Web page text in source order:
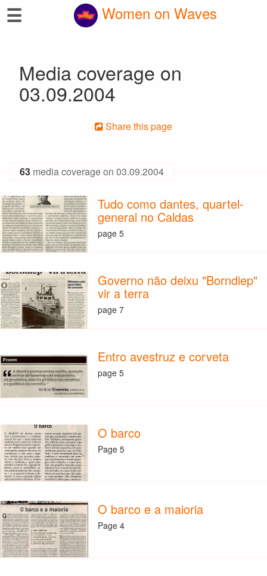
☰ Women on Waves
Media coverage on
03.09.2004
Share this page
63 media coverage on 03.09.2004
Tudo como dantes, quartel-
general no Caldas
page 5
Governo não deixu "Borndiep"
vir a terra
page 7
Entro avestruz e corveta
page 5
O barco
Page 5
O barco e a maioria
Page 4